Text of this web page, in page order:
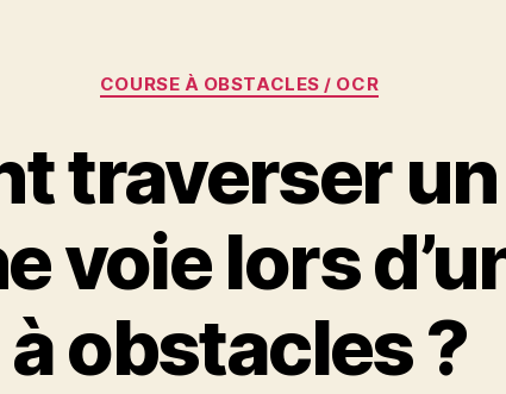
Catégories
COURSE À OBSTACLES / OCR
traverser
voie lors
à obstacles ?